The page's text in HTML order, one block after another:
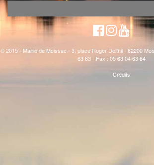
© 2015 - Mairie de Moissac - 3, place Roger Delthil - 82200
63 63 - Fax : 05 63 04 63 64
Crédits